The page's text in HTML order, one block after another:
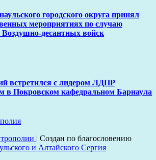
городского округа принял
мероприятиях по случаю
десантных войск
встретился с лидером ЛДПР
в Покровском кафедральном Барнаула
| Создан по благословению
и Алтайского Сергия